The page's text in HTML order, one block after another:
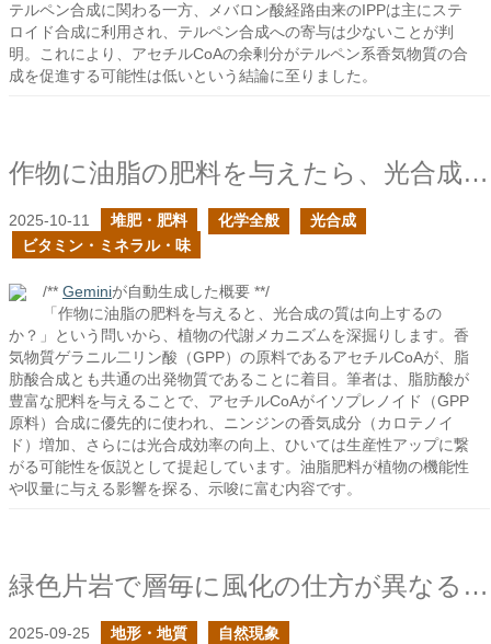
テルペン合成に関わる一方、メバロン酸経路由来のIPPは主にステ
ロイド合成に利用され、テルペン合成への寄与は少ないことが判
明。これにより、アセチルCoAの余剰分がテルペン系香気物質の合
成を促進する可能性は低いという結論に至りました。
作物に油脂の肥料を与えたら、光合成の質は向上するのか？
2025-10-11 堆肥・肥料 化学全般
光合成
ビタミン・ミネラル・味
/** Geminiが自動生成した概要 **/
「作物に油脂の肥料を与えると、光合成の質は向上するの
か？」という問いから、植物の代謝メカニズムを深掘りします。香
気物質ゲラニル二リン酸（GPP）の原料であるアセチルCoAが、脂
肪酸合成とも共通の出発物質であることに着目。筆者は、脂肪酸が
豊富な肥料を与えることで、アセチルCoAがイソプレノイド（GPP
原料）合成に優先的に使われ、ニンジンの香気成分（カロテノイ
ド）増加、さらには光合成効率の向上、ひいては生産性アップに繋
がる可能性を仮説として提起しています。油脂肥料が植物の機能性
や収量に与える影響を探る、示唆に富む内容です。
緑色片岩で層毎に風化の仕方が異なるのは何故か？
2025-09-25 地形・地質 自然現象